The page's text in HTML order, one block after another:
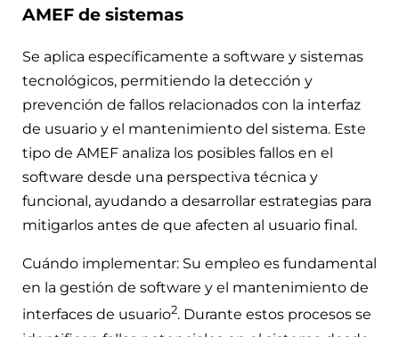
AMEF de sistemas
Se aplica específicamente a software y sistemas
tecnológicos, permitiendo la detección y
prevención de fallos relacionados con la interfaz
de usuario y el mantenimiento del sistema. Este
tipo de AMEF analiza los posibles fallos en el
software desde una perspectiva técnica y
funcional, ayudando a desarrollar estrategias para
mitigarlos antes de que afecten al usuario final.
Cuándo implementar: Su empleo es fundamental
en la gestión de software y el mantenimiento de
interfaces de usuario2. Durante estos procesos se